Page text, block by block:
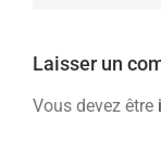
Laisser un
Vous devez être